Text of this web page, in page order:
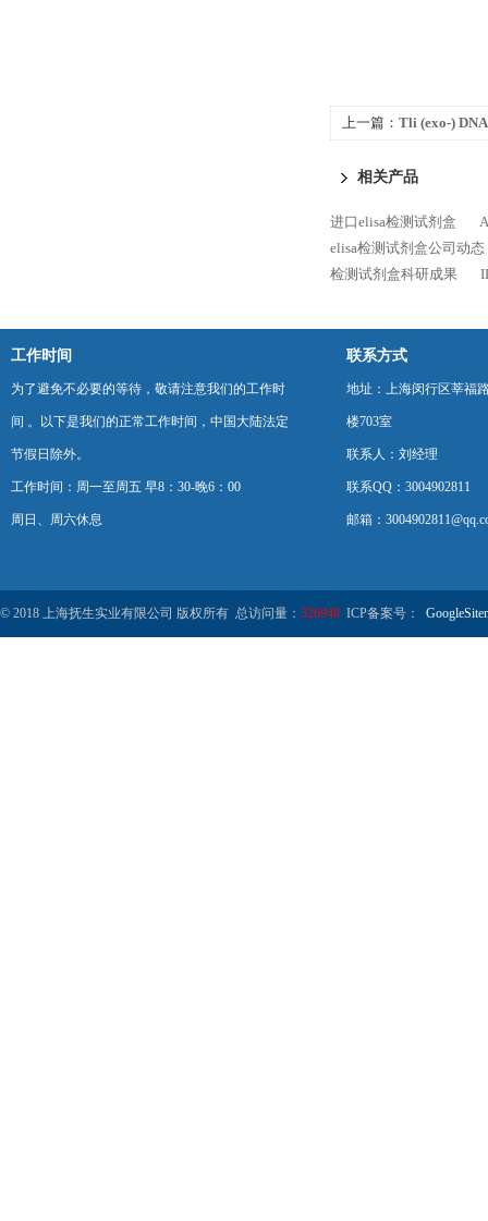
上一篇： Tli (exo-)
相关产品
进口elisa检测试剂盒
elisa检测试剂盒公司动态
检测试剂盒科研成果
工作时间
为了避免不必要的等待，敬请注意我们的工作时
间 。以下是我们的正常工作时间，中国大陆法定
节假日除外。
工作时间：周一至周五 早8：30-晚6：00
周日、周六休息
联系方式
地址：上海闵行区莘福
楼703室
联系人：刘经理
联系QQ：3004902811
邮箱：
© 2018 上海抚生实业有限公司 版权所有 总访问量： 326948 ICP备案号：